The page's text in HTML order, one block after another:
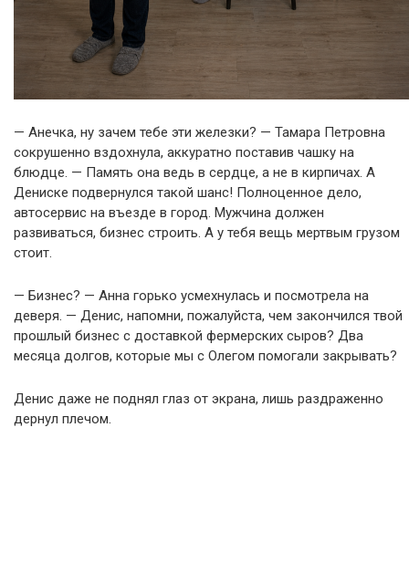
— Анечка, ну зачем тебе эти железки? — Тамара Петровна
сокрушенно вздохнула, аккуратно поставив чашку на
блюдце. — Память она ведь в сердце, а не в кирпичах. А
Дениске подвернулся такой шанс! Полноценное дело,
автосервис на въезде в город. Мужчина должен
развиваться, бизнес строить. А у тебя вещь мертвым грузом
стоит.
— Бизнес? — Анна горько усмехнулась и посмотрела на
деверя. — Денис, напомни, пожалуйста, чем закончился твой
прошлый бизнес с доставкой фермерских сыров? Два
месяца долгов, которые мы с Олегом помогали закрывать?
Денис даже не поднял глаз от экрана, лишь раздраженно
дернул плечом.